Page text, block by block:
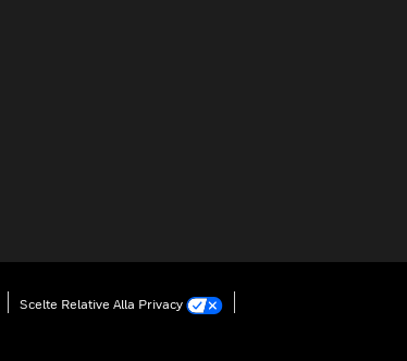
Scelte Relative Alla Privacy